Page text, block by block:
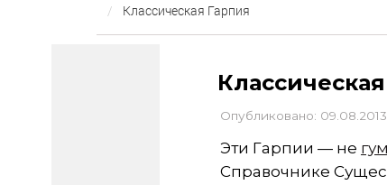
Классическая Гарпия
Опубликовано: 09.08.2013
Эти Гарпии — не
Справочнике